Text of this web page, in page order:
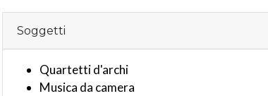
Soggetti
Quartetti d'archi
Musica da camera